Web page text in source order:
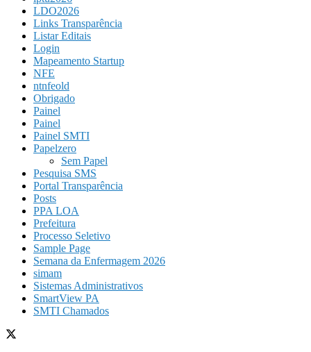
LDO2026
Links Transparência
Listar Editais
Login
Mapeamento Startup
NFE
ntnfeold
Obrigado
Painel
Painel
Painel SMTI
Papelzero
Sem Papel
Pesquisa SMS
Portal Transparência
Posts
PPA LOA
Prefeitura
Processo Seletivo
Sample Page
Semana da Enfermagem 2026
simam
Sistemas Administrativos
SmartView PA
SMTI Chamados